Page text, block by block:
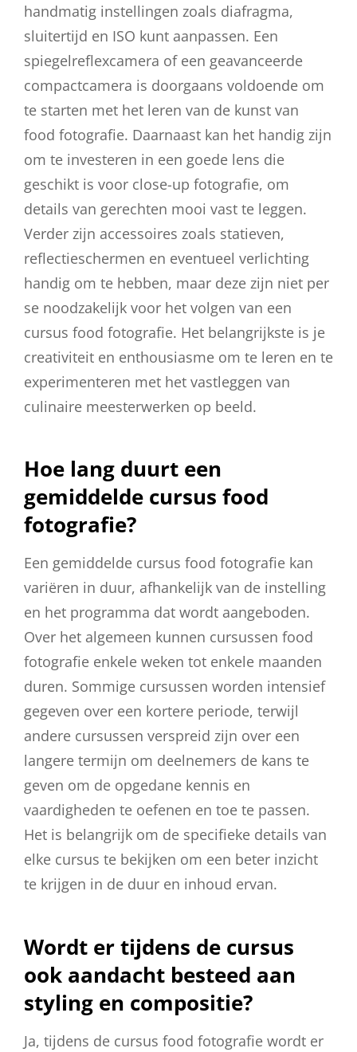
handmatig instellingen zoals diafragma,
sluitertijd en ISO kunt aanpassen. Een
spiegelreflexcamera of een geavanceerde
compactcamera is doorgaans voldoende om
te starten met het leren van de kunst van
food fotografie. Daarnaast kan het handig zijn
om te investeren in een goede lens die
geschikt is voor close-up fotografie, om
details van gerechten mooi vast te leggen.
Verder zijn accessoires zoals statieven,
reflectieschermen en eventueel verlichting
handig om te hebben, maar deze zijn niet per
se noodzakelijk voor het volgen van een
cursus food fotografie. Het belangrijkste is je
creativiteit en enthousiasme om te leren en te
experimenteren met het vastleggen van
culinaire meesterwerken op beeld.
Hoe lang duurt een
gemiddelde cursus food
fotografie?
Een gemiddelde cursus food fotografie kan
variëren in duur, afhankelijk van de instelling
en het programma dat wordt aangeboden.
Over het algemeen kunnen cursussen food
fotografie enkele weken tot enkele maanden
duren. Sommige cursussen worden intensief
gegeven over een kortere periode, terwijl
andere cursussen verspreid zijn over een
langere termijn om deelnemers de kans te
geven om de opgedane kennis en
vaardigheden te oefenen en toe te passen.
Het is belangrijk om de specifieke details van
elke cursus te bekijken om een beter inzicht
te krijgen in de duur en inhoud ervan.
Wordt er tijdens de cursus
ook aandacht besteed aan
styling en compositie?
Ja, tijdens de cursus food fotografie wordt er